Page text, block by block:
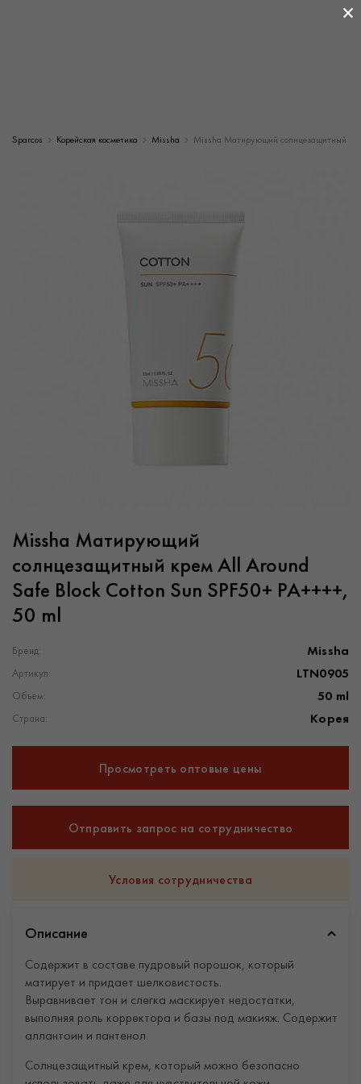
Sparcos Корейская косметика Missha Missha Матирующий солнцезащитный
Missha Матирующий
солнцезащитный крем All Around
Safe Block Cotton Sun SPF50+ PA++++,
50 ml
Бренд: Missha
Артикул: LTN0905
Объем: 50 ml
Страна: Корея
Просмотреть оптовые цены
Отправить запрос на сотрудничество
Условия сотрудничества
Описание
Содержит в составе пудровый порошок, который
матирует и придает шелковистость.
Выравнивает тон и слегка маскирует недостатки,
выполняя роль корректора и базы под макияж. Содержит
аллантоин и пантенол.
Солнцезащитный крем, который можно безопасно
×